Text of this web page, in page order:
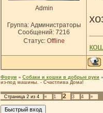
Admin
Группа: Администраторы
Сообщений: 7216
Статус: Offline
Форум » Собаки и кошки в добрые руки »
из-под машины. - Счастлива Дома!
Страница 2 из 4 « 1 2 3 4 »